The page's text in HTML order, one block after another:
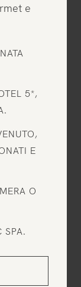
e
5*,
E
O
SPA.